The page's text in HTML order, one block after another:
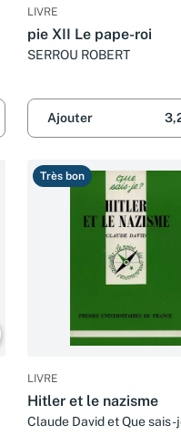
LIVRE
pie XII Le pape-roi
SERROU ROBERT
Ajouter
Très bon
LIVRE
Hitler et le nazisme
Claude David et Que sais-